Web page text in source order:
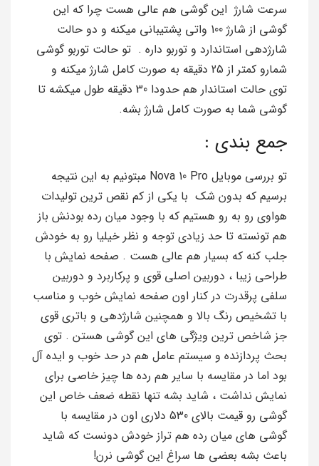
سرعت شارژ این گوشی هم عالی هست چرا که این
گوشی از شارژ 100 واتی پشتیبانی میکنه و دو حالت
شارژدهی استاندارد و توربو داره . تو حالت توربو گوشی
شمارو کمتر از 25 دقیقه به صورت کامل شارژ میکنه و
توی حالت استاندار هم حدودا 30 دقیقه طول میکشه تا
گوشی شما به صورت کامل شارژ بشه.
جمع بندی :
تو بررسی موبایل Nova 10 Pro مبتونیم به این نتیجه
برسیم که بدون شک با یکی از کم نقص ترین تولیدات
هواوی رو به رو هستیم که با وجود میان رده بودنش باز
هم تونسته تا حد زیادی توجه و نظر خیلیا رو به خودش
جلب کنه که بسیار هم عالی هست . صفحه نمایش با
طراحی زیبا ، دوربین اصلی قوی و پرکاربرد و دوربین
سلفی پرقدرت در کنار اون صفحه نمایش خوب و مناسب
با تشخیص رنگ بالا و همچنین شارژدهی و باتری قوی
جز شاخص ترین ویژگی های این گوشی هستن . توی
بحث پردازنده و سیستم عامل هم در حد خوب و ایده آل
بود اما در مقایسه با سایر هم رده ها چیز خاصی برای
نمایش نداشت ، شاید بشه تنها نقطه ضعف خاص این
گوشی رو قیمت بالای 530 دلاری اون در مقایسه با
گوشی های میان رده هم تراز خودش دونست که شاید
باعث بشه بعضی ها سراغ این گوشی نرن!